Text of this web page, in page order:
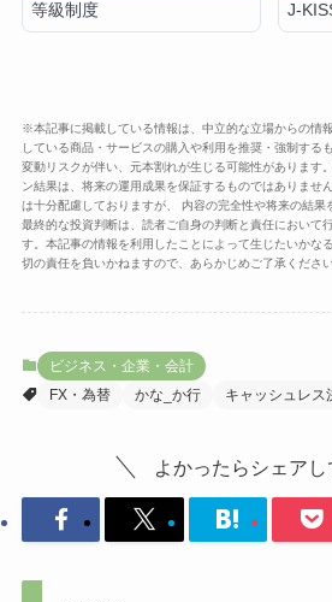
等級制度 J-
※本記事に掲載している情報は、中立的な立場からの情
している商品・サービスの購入や利用を推奨・強制する
変動リスクが伴い、元本割れが生じる可能性があります
ン結果は、将来の運用成果を保証するものではありませ
は十分配慮しておりますが、 内容の完全性や将来の結果
最終的な投資判断は、読者ご自身の判断と責任において
す。本記事の情報を利用したことによって生じたいかな
切の責任を負いかねますので、あらかじめご了承ください
ビジネス・企業・会計
FX・為替
かな_か行 キャッシュレス
よかったらシェアし